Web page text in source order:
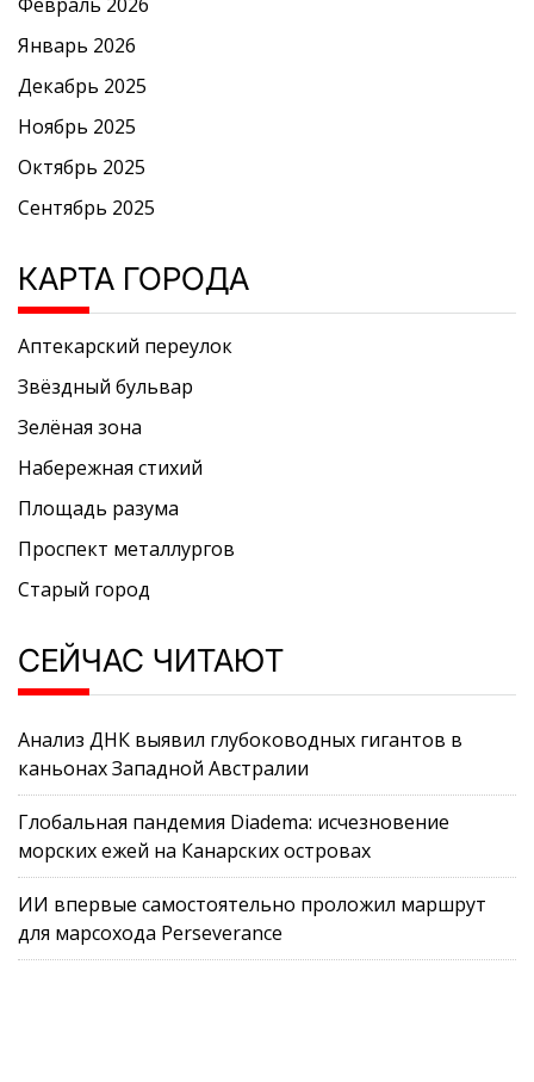
Январь 2026
Декабрь 2025
Ноябрь 2025
Октябрь 2025
Сентябрь 2025
КАРТА ГОРОДА
Аптекарский переулок
Звёздный бульвар
Зелёная зона
Набережная стихий
Площадь разума
Проспект металлургов
Старый город
СЕЙЧАС ЧИТАЮТ
Анализ ДНК выявил глубоководных гигантов в
каньонах Западной Австралии
Глобальная пандемия Diadema: исчезновение
морских ежей на Канарских островах
ИИ впервые самостоятельно проложил маршрут
для марсохода Perseverance